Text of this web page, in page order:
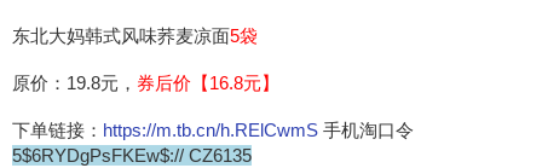
东北大妈韩式风味荞麦凉面5袋
原价：19.8元， 券后价【16.8元】
下单链接： https://m.tb.cn/h.RElCwmS 手机淘口令
5$6RYDgPsFKEw$:// CZ6135